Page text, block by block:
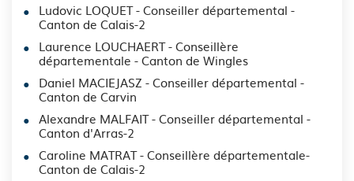
Ludovic LOQUET - Conseiller départemental -
Canton de Calais-2
Laurence LOUCHAERT - Conseillère
départementale - Canton de Wingles
Daniel MACIEJASZ - Conseiller départemental -
Canton de Carvin
Alexandre MALFAIT - Conseiller départemental -
Canton d'Arras-2
Caroline MATRAT - Conseillère départementale-
Canton de Calais-2